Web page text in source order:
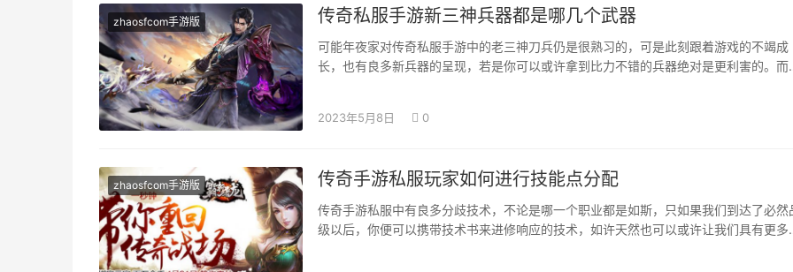
zhaosfcom手游版 传奇私服手游新三神兵器都是哪几个武器
可能年夜家对传奇私服手游中的老三神刀兵仍是很熟习的，可是此刻跟着游戏的不竭成
长，也有良多新兵器的呈现，若是你可以或许拿到比力不错的兵器绝对是更利害的。而
2023年5月8日 0
zhaosfcom手游版 传奇手游私服玩家如何进行技能点分配
传奇手游私服中有良多分歧技术，不论是哪一个职业都是如斯，只如果我们到达了必然
级以后，你便可以携带技术书来进修响应的技术，如许天然也可以或许让我们具有更多